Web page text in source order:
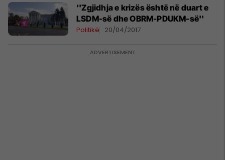
''Zgjidhja e krizës është në duart e
LSDM-së dhe OBRM-PDUKM-së''
Politikë 20/04/2017